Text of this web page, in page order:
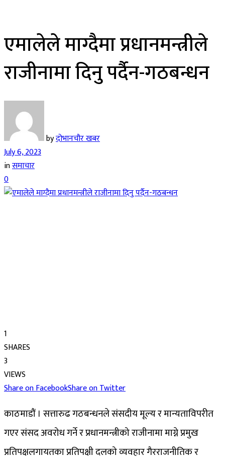
एमालेले माग्दैमा प्रधानमन्त्रीले
राजीनामा दिनु पर्दैन-गठबन्धन
byदोभानचौर खबर
July 6, 2023
inसमाचार
0
1
SHARES
3
VIEWS
Share on FacebookShare on Twitter
काठमाडौं । सत्तारुढ गठबन्धनले संसदीय मूल्य र मान्यताविपरीत
गएर संसद अवरोध गर्ने र प्रधानमन्त्रीको राजीनामा माग्ने प्रमुख
प्रतिपक्षलगायतका प्रतिपक्षी दलको व्यवहार गैरराजनीतिक र